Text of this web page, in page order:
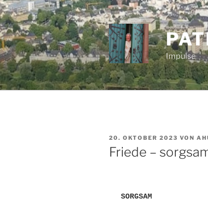
Zum
Inhalt
springen
Impulse
VERÖFFENTLICHT
AM
20. OKTOBER 2023 VON
Friede –
SORGSAM